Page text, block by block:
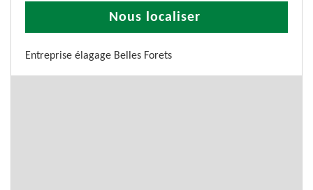
Nous localiser
Entreprise élagage Belles Forets